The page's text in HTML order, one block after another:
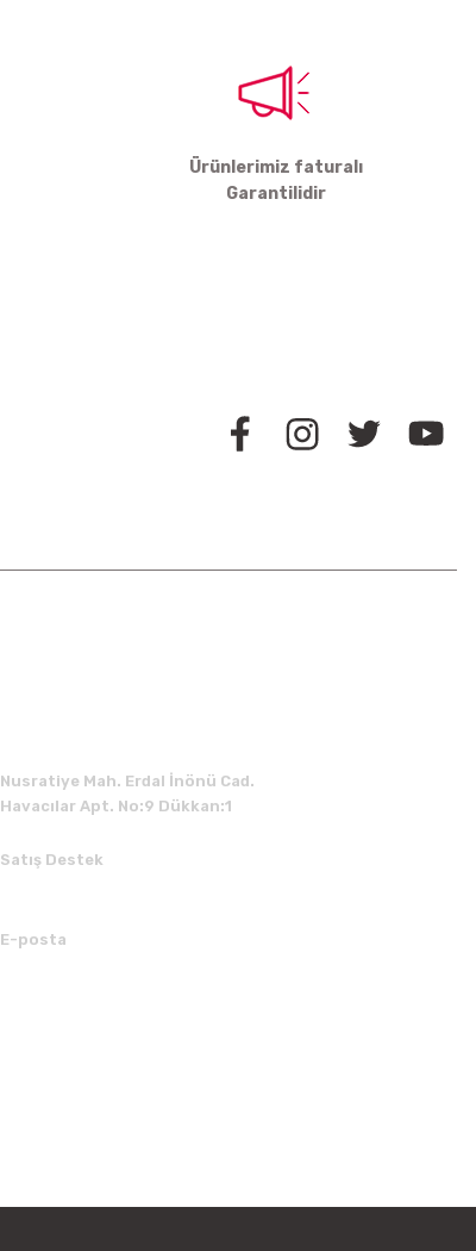
Ürünlerimiz faturalı
Garantilidir
Nusratiye Mah. Erdal İnönü Cad.
Havacılar Apt. No:9 Dükkan:1
Satış Destek
E-posta